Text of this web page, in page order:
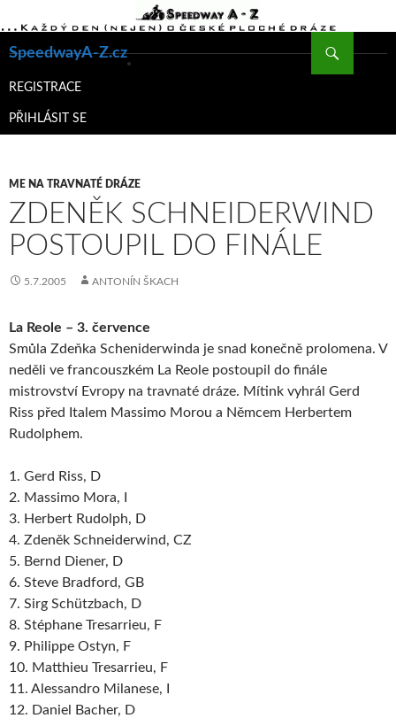
SpeedwayA-Z.cz
K
WEBU
REGISTRACE
PŘIHLÁSIT SE
ME NA TRAVNATÉ DRÁZE
ZDENĚK SCHNEIDERWIND
POSTOUPIL DO FINÁLE
5.7.2005 ANTONÍN ŠKACH
La Reole – 3. července
Smůla Zdeňka Scheniderwinda je snad konečně prolomena. V
neděli ve francouszkém La Reole postoupil do finále
mistrovství Evropy na travnaté dráze. Mítink vyhrál Gerd
Riss před Italem Massimo Morou a Němcem Herbertem
Rudolphem.
1. Gerd Riss, D
2. Massimo Mora, I
3. Herbert Rudolph, D
4. Zdeněk Schneiderwind, CZ
5. Bernd Diener, D
6. Steve Bradford, GB
7. Sirg Schützbach, D
8. Stéphane Tresarrieu, F
9. Philippe Ostyn, F
10. Matthieu Tresarrieu, F
11. Alessandro Milanese, I
12. Daniel Bacher, D